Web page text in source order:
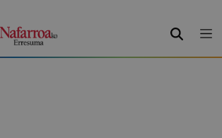
BUSCAR